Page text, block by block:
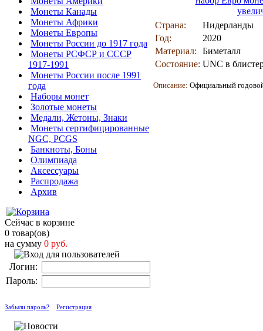
Монеты Канады
Монеты Африки
Монеты Европы
Монеты России до 1917 года
Монеты РСФСР и СССР
1917-1991
Монеты России после 1991
года
Наборы монет
Золотые монеты
Медали, Жетоны, Знаки
Монеты сертифицированные
NGC, PCGS
Банкноты, Боны
Олимпиада
Аксессуары
Распродажа
Архив
Сейчас в корзине
0 товар(ов)
на сумму 0 руб.
Логин:
Пароль:
Забыли пароль? Регистрация
Страна:
Нидерланды
Год:
2020
Материал:
Биметалл
Состояние: UNC в
Описание: Официальный